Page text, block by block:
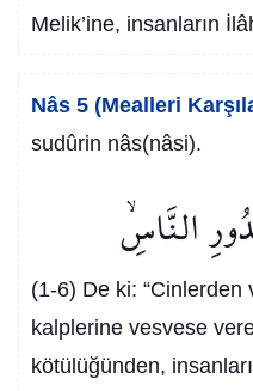
Melik’ine, insanların
Nâs 5 (Mealleri
sudûrin nâs(nâsi).
النَّاسِۙ
(1-6) De ki: “Cinlerden
kalplerine vesvese
kötülüğünden,